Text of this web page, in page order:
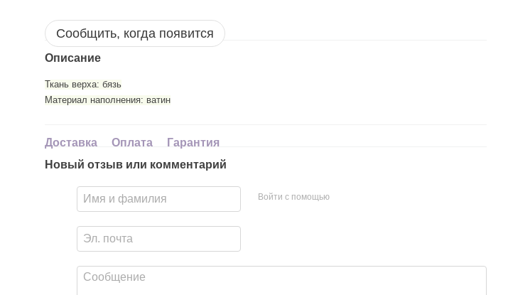
Сообщить, когда появится
Описание
Ткань верха: бязь
Материал наполнения: ватин
Доставка Оплата
Гарантия
Новый отзыв или комментарий
Войти с помощью